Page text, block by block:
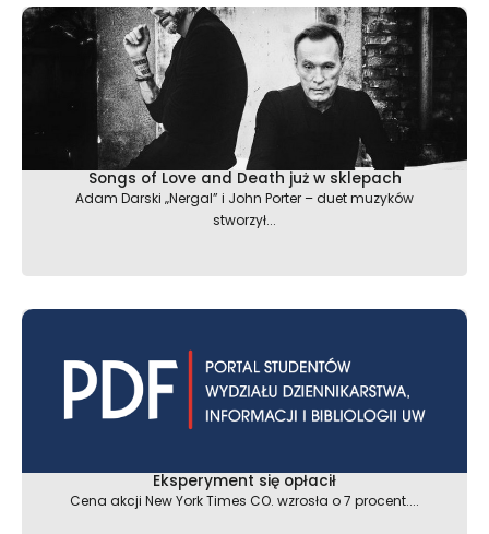
Songs of Love and Death już w sklepach
Adam Darski „Nergal” i John Porter – duet muzyków
stworzył...
Eksperyment się opłacił
Cena akcji New York Times CO. wzrosła o 7 procent....